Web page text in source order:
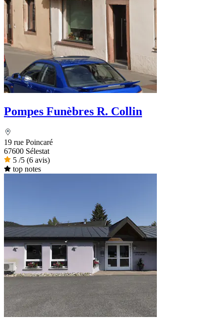
Pompes Funèbres R. Collin
19 rue Poincaré
67600 Sélestat
5 /5 (6 avis)
top notes